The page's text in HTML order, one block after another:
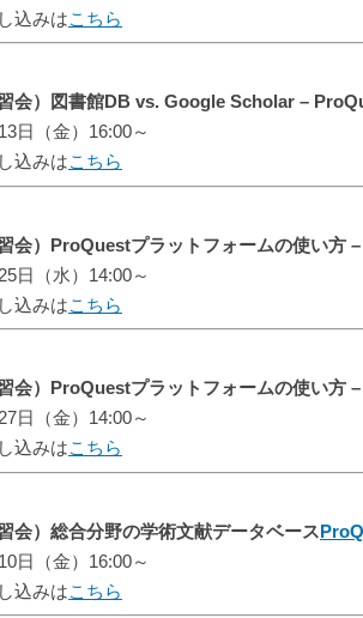
込みはこちら
習会）図書館DB vs. Google Scholar –
日（金）16:00～
込みはこちら
習会）ProQuestプラットフォームの使い方
日（水）14:00～
込みはこちら
習会）ProQuestプラットフォームの使い方
日（金）14:00～
込みはこちら
習会）総合分野の学術文献データベース
日（金）16:00～
込みはこちら